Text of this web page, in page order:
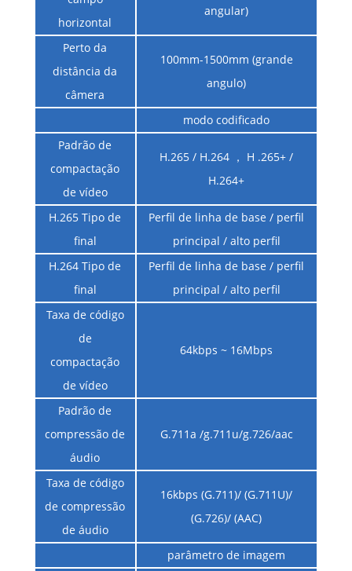
horizontal
angular)
Perto da
distância da
câmera
100mm-1500mm (grande
angulo)
modo codificado
Padrão de
compactação
de vídeo
H.265 / H.264 ， H .265+ /
H.264+
H.265 Tipo de
final
Perfil de linha de base / perfil
principal / alto perfil
H.264 Tipo de
final
Perfil de linha de base / perfil
principal / alto perfil
Taxa de código
de
compactação
de vídeo
64kbps ~ 16Mbps
Padrão de
compressão de
áudio
G.711a /g.711u/g.726/aac
Taxa de código
de compressão
de áudio
16kbps (G.711)/ (G.711U)/
(G.726)/ (AAC)
parâmetro de imagem